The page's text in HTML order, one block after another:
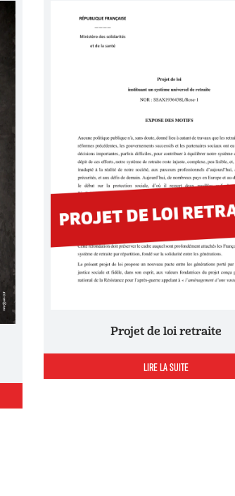
Projet de loi retraite
LIRE LA SUITE